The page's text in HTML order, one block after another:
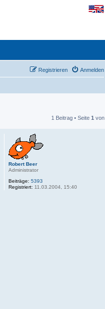
Anmelden
Registrieren
1 Beitrag • Seite 1 von
Robert Beer
Administrator
Beiträge: 5393
Registriert: 11.03.2004, 15:40